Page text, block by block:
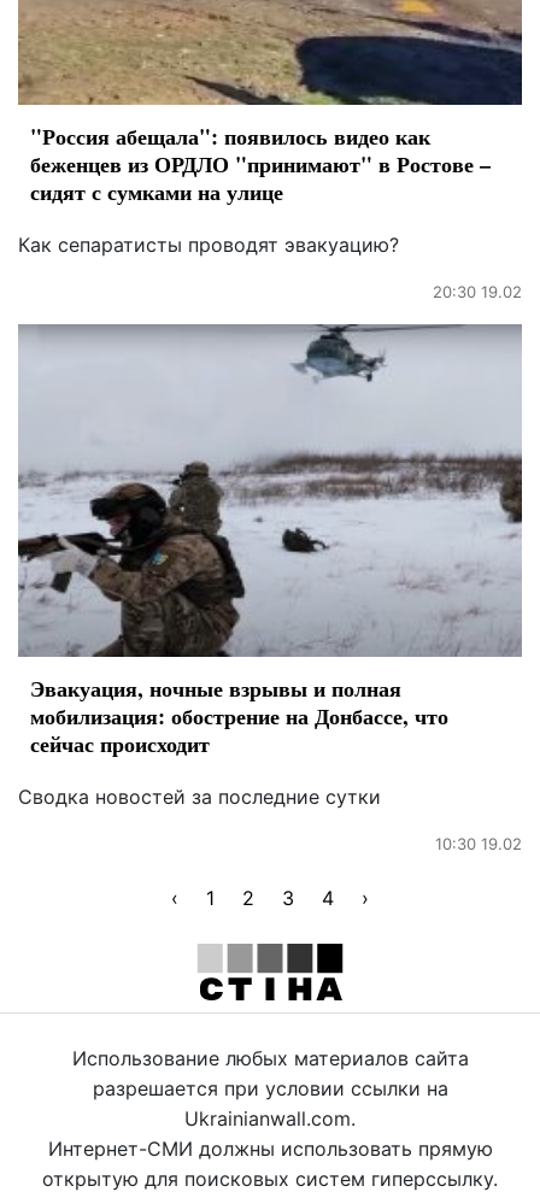
"Россия абещала": появилось видео как
беженцев из ОРДЛО "принимают" в Ростове –
сидят с сумками на улице
Как сепаратисты проводят эвакуацию?
20:30 19.02
Эвакуация, ночные взрывы и полная
мобилизация: обострение на Донбассе, что
сейчас происходит
Сводка новостей за последние сутки
10:30 19.02
‹ 1 2 3 4 ›
Использование любых материалов сайта
разрешается при условии ссылки на
Ukrainianwall.com.
Интернет-СМИ должны использовать прямую
открытую для поисковых систем гиперссылку.